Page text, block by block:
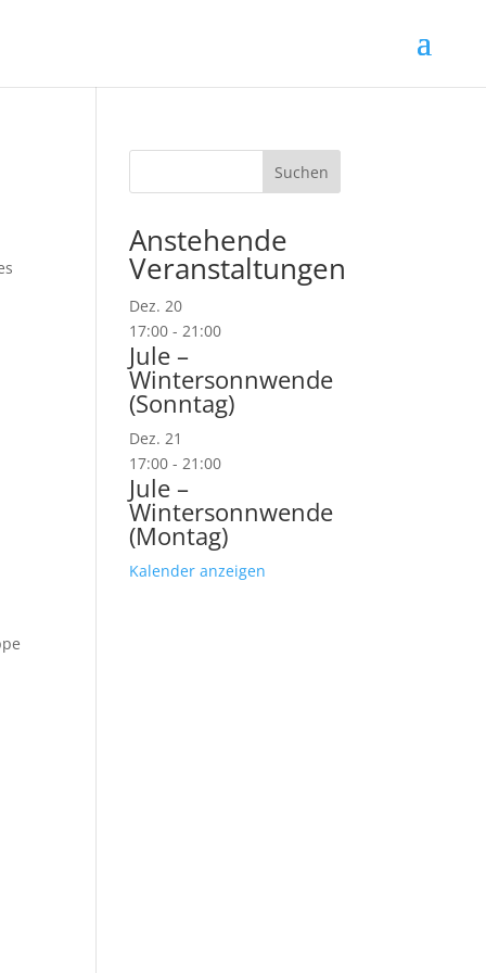
Suchen
Anstehende
Veranstaltungen
Dez.20
17:00 -21:00
Jule –
Wintersonnwende
(Sonntag)
Dez.21
17:00 -21:00
Jule –
Wintersonnwende
(Montag)
Kalender anzeigen